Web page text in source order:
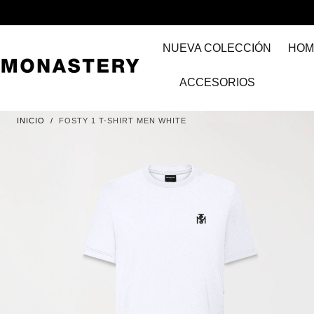
NUEVA COLECCIÓN
ACCESORIOS
INICIO / FOSTY 1 T-SHIRT MEN WHITE